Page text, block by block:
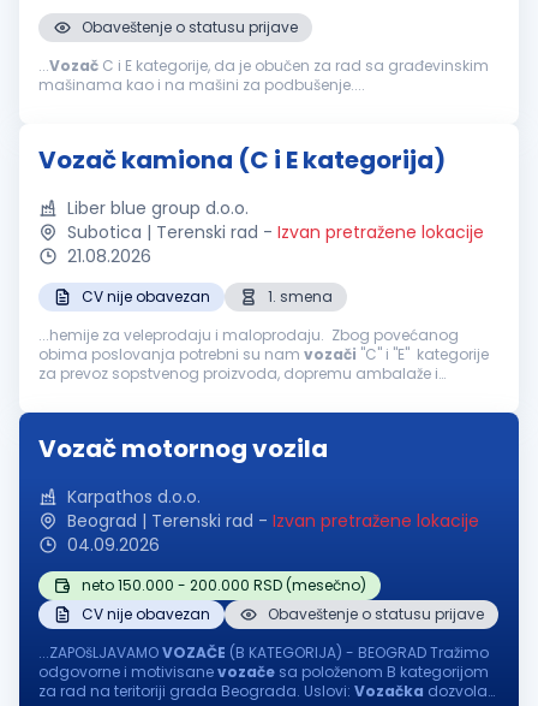
Obaveštenje o statusu prijave
...Vozač C i E kategorije, da je obučen za rad sa građevinskim
mašinama kao i na mašini za podbušenje....
Vozač kamiona (C i E kategorija)
Liber blue group d.o.o.
Subotica | Terenski rad - Izvan pretražene lokacije
21.08.2026
CV nije obavezan
1. smena
...hemije za veleprodaju i maloprodaju. Zbog povećanog
obima poslovanja potrebni su nam vozači "C" i "E" kategorije
za prevoz sopstvenog proizvoda, dopremu ambalaže i
kategorijom, važeći...
Vozač motornog vozila
Karpathos d.o.o.
Beograd | Terenski rad - Izvan pretražene lokacije
04.09.2026
neto 150.000 - 200.000 RSD (mesečno)
CV nije obavezan
Obaveštenje o statusu prijave
...ZAPOšLJAVAMOVOZAČE (B KATEGORIJA) - BEOGRAD Tražimo
odgovorne i motivisanevozače sa položenom B kategorijom
za rad na teritoriji grada Beograda. Uslovi: Vozačka dozvola